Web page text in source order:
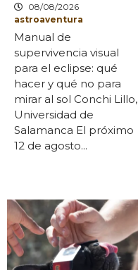
08/08/2026
astroaventura
Manual de
supervivencia visual
para el eclipse: qué
hacer y qué no para
mirar al sol Conchi Lillo,
Universidad de
Salamanca El próximo
12 de agosto...